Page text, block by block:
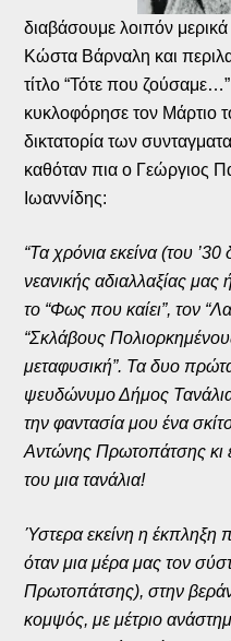
διαβάσουμε λοιπόν
Κώστα Βάρναλη και
τίτλο “Τότε που
κυκλοφόρησε τον Μάρτιο
δικτατορία των
καθόταν πια ο Γεώργιος
Ιωαννίδης:
“Τα χρόνια εκείνα (του
νεανικής αδιαλλαξίας
το “Φως που καίει”, τον
“Σκλάβους
μεταφυσική”. Τα δυο
ψευδώνυμο Δήμος
την φαντασία μου ένα
Αντώνης Πρωτοπάτσης κι
του μια τανάλια!
Ύστερα εκείνη η έκπληξη
όταν μια μέρα μας τον
Πρωτοπάτσης), στην
κομψός, με μέτριο